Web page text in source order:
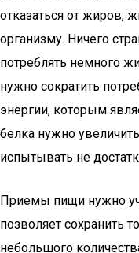
отказаться от
организму. Ничего
потреблять немного
нужно сократить
энергии, которым
белка нужно
испытывать не
Приемы пищи нужно
позволяет сохранить
небольшого